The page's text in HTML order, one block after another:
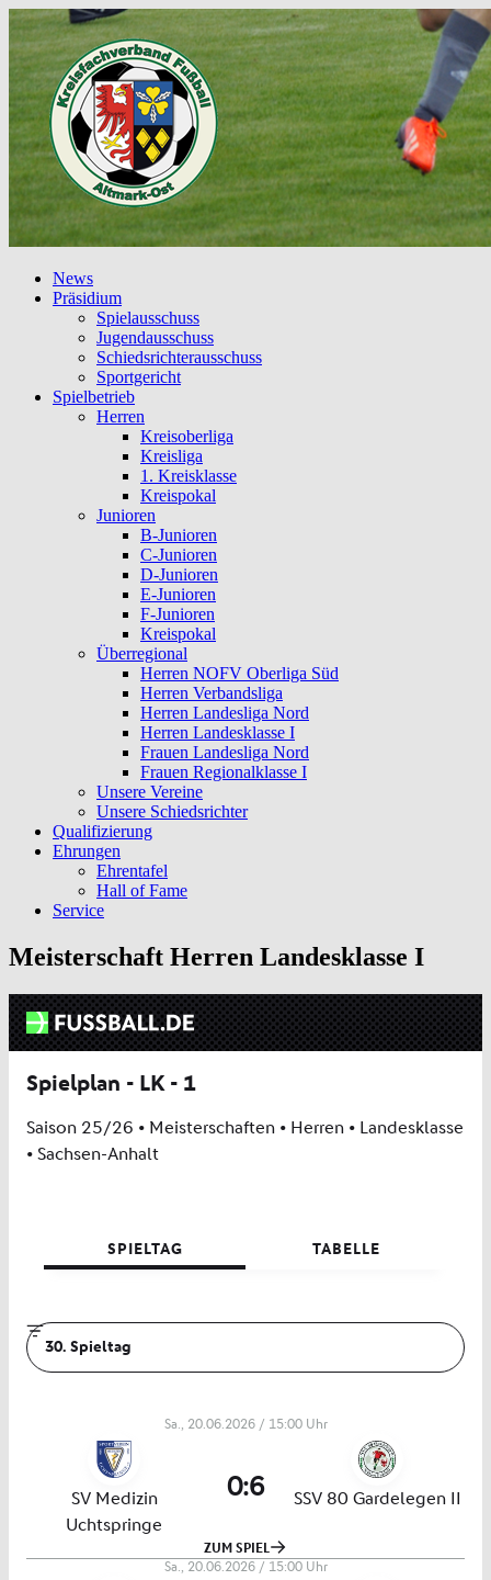
News
Präsidium
Spielausschuss
Jugendausschuss
Schiedsrichterausschuss
Sportgericht
Spielbetrieb
Herren
Kreisoberliga
Kreisliga
1. Kreisklasse
Kreispokal
Junioren
B-Junioren
C-Junioren
D-Junioren
E-Junioren
F-Junioren
Kreispokal
Überregional
Herren NOFV Oberliga Süd
Herren Verbandsliga
Herren Landesliga Nord
Herren Landesklasse I
Frauen Landesliga Nord
Frauen Regionalklasse I
Unsere Vereine
Unsere Schiedsrichter
Qualifizierung
Ehrungen
Ehrentafel
Hall of Fame
Service
Meisterschaft Herren Landesklasse I